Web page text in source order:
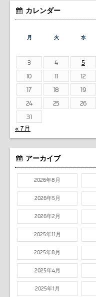
カレンダー
月 火 水
3
4 5
10
11 12
17
18 19
24
25 26
31
« 7月
アーカイブ
2026年8月
2026年5月
2026年2月
2025年11月
2025年8月
2025年4月
2025年1月